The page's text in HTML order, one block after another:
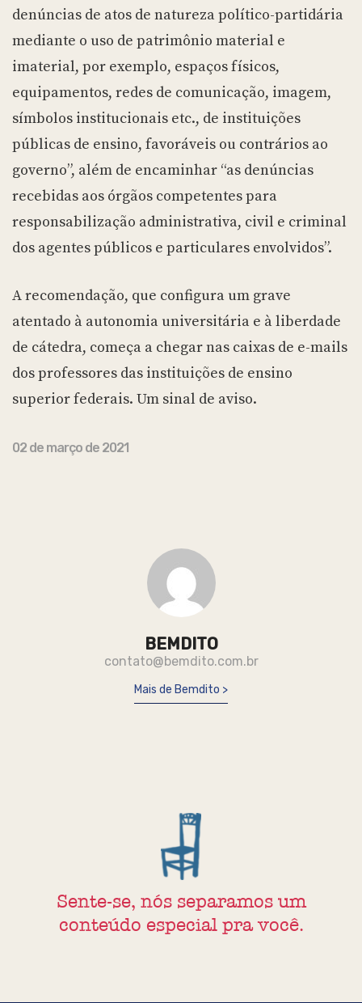
denúncias de atos de natureza político-partidária
mediante o uso de patrimônio material e
imaterial, por exemplo, espaços físicos,
equipamentos, redes de comunicação, imagem,
símbolos institucionais etc., de instituições
públicas de ensino, favoráveis ou contrários ao
governo”, além de encaminhar “as denúncias
recebidas aos órgãos competentes para
responsabilização administrativa, civil e criminal
dos agentes públicos e particulares envolvidos”.
A recomendação, que configura um grave
atentado à autonomia universitária e à liberdade
de cátedra, começa a chegar nas caixas de e-mails
dos professores das instituições de ensino
superior federais. Um sinal de aviso.
02 de março de 2021
BEMDITO
contato@bemdito.com.br
Mais de Bemdito
Sente-se, nós separamos um
conteúdo especial pra você.